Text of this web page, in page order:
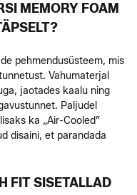
MEMORY FOAM
pehmendusüsteem, mis
Vahumaterjal
jaotades kaalu ning
Paljudel
ka „Air-Cooled”
disaini, et parandada
FIT SISETALLAD